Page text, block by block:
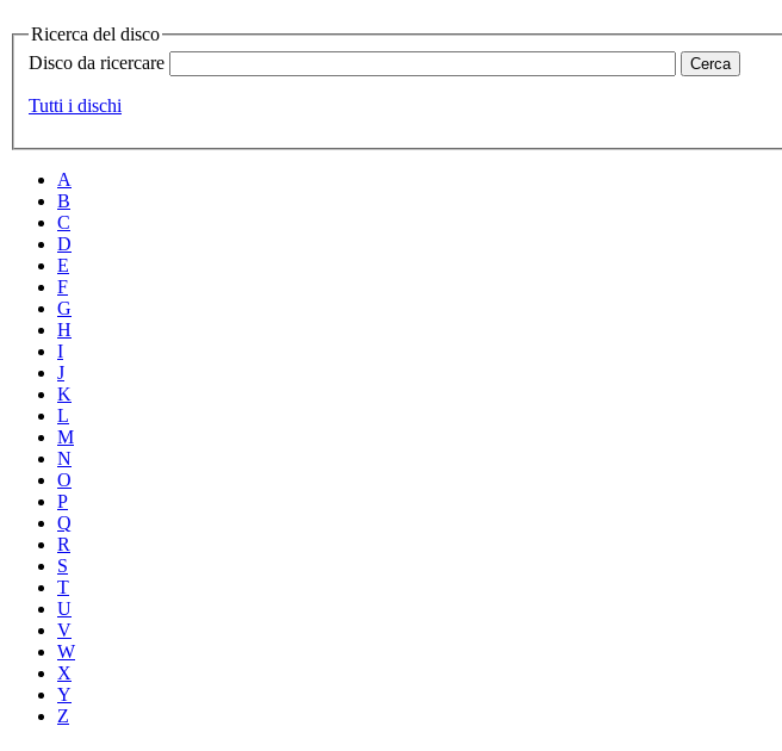
Ricerca del disco
Disco da ricercare
Tutti i dischi
A
B
C
D
E
F
G
H
I
J
K
L
M
N
O
P
Q
R
S
T
U
V
W
X
Y
Z